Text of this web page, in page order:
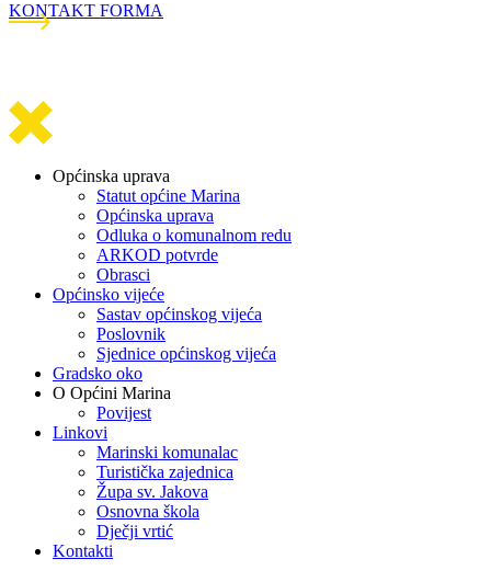
KONTAKT FORMA
Općinska uprava
Statut općine Marina
Općinska uprava
Odluka o komunalnom redu
ARKOD potvrde
Obrasci
Općinsko vijeće
Sastav općinskog vijeća
Poslovnik
Sjednice općinskog vijeća
Gradsko oko
O Općini Marina
Povijest
Linkovi
Marinski komunalac
Turistička zajednica
Župa sv. Jakova
Osnovna škola
Dječji vrtić
Kontakti